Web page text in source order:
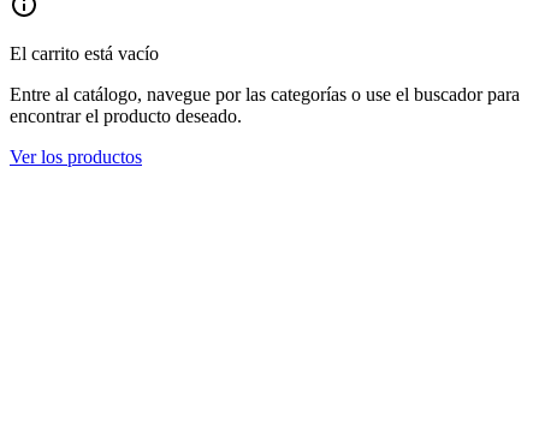
El carrito está vacío
Entre al catálogo, navegue por las categorías o use el buscador para
encontrar el producto deseado.
Ver los productos